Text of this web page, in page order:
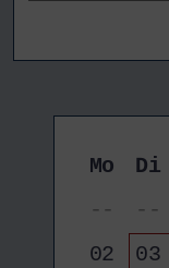
Mo Di
--
--
02
03